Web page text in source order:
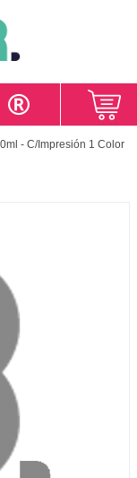
- C/Impresión 1 Color